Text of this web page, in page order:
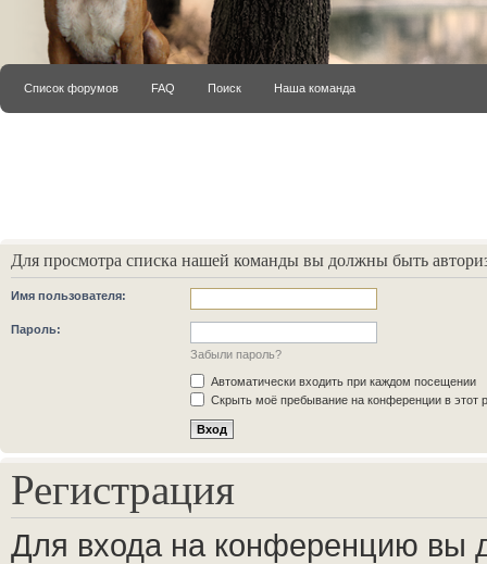
Список форумов FAQ Поиск Наша команда
Для просмотра списка нашей команды вы должны быть
Имя пользователя:
Пароль:
Забыли пароль?
Автоматически входить при каждом посещении
Скрыть моё пребывание на конференции в этот
Регистрация
Для входа на конференцию вы